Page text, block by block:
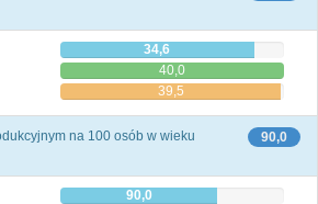
34,6
40,0
39,5
90,0
na 100 osób w wieku
90,0